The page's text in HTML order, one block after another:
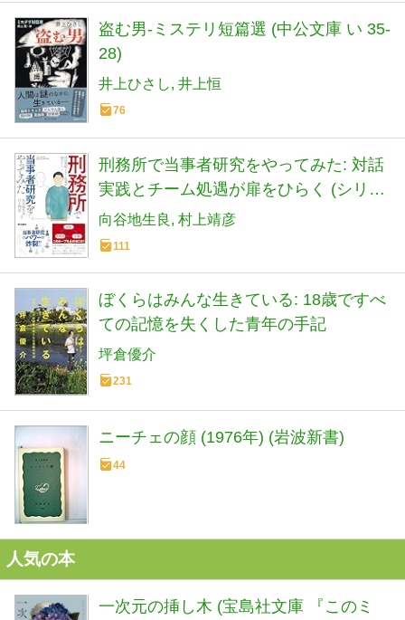
盗む男-ミステリ短篇選 (中公文庫 い 35-
28)
井上ひさし 井上恒
76
刑務所で当事者研究をやってみた: 対話
実践とチーム処遇が扉をひらく (シリー
ズ ケアをひらく)
向谷地生良 村上靖彦
111
ぼくらはみんな生きている: 18歳ですべ
ての記憶を失くした青年の手記
坪倉優介
231
ニーチェの顔 (1976年) (岩波新書)
44
人気の本
一次元の挿し木 (宝島社文庫 『このミ